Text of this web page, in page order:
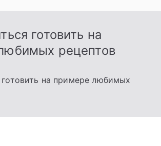
готовить на
рецептов
готовить на примере любимых